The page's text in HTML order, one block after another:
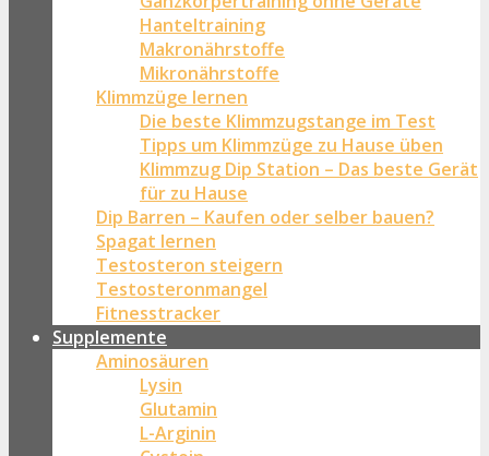
Hanteltraining
Makronährstoffe
Mikronährstoffe
Klimmzüge lernen
Die beste Klimmzugstange im Test
Tipps um Klimmzüge zu Hause üben
Klimmzug Dip Station – Das beste Gerät
für zu Hause
Dip Barren – Kaufen oder selber bauen?
Spagat lernen
Testosteron steigern
Testosteronmangel
Fitnesstracker
Supplemente
Aminosäuren
Lysin
Glutamin
L-Arginin